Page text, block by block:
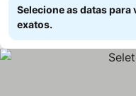
Selecione as datas para
exatos.